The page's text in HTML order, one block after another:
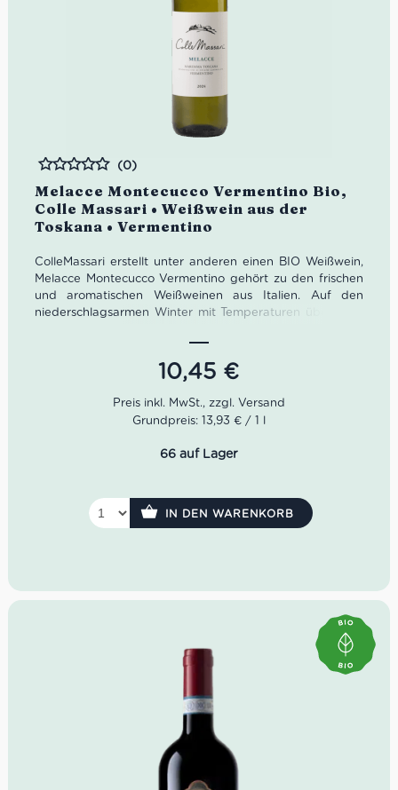
Melacce Montecucco Vermentino Bio,
Colle Massari • Weißwein aus der
Toskana • Vermentino
Bewertet
(0)
ColleMassari erstellt unter anderen einen BIO Weißwein,
Melacce Montecucco Vermentino gehört zu den frischen
und aromatischen Weißweinen aus Italien. Auf den
niederschlagsarmen Winter mit Temperaturen über dem
geringen Regenfällen und schon in den ersten Maitagen
ansteigenden Temperaturen geprägt war. Der lange
erwartete Regen fiel am 10. und 21. August, die
Temperaturen gingen leicht zurück und die Trauben
konnten rehydrieren, was ihre Reifung mit gutem Zucker-
und Säuregehalt begünstigte. Die Ernte des Vermentino
begann am 10. September.
Idealer Versandkarton: 21 Flasche
10,45 €
Grundpreis: 13,93 € / 1 l
66 auf Lager
IN DEN WARENKORB